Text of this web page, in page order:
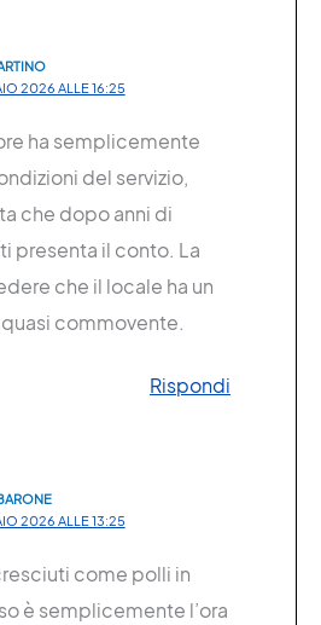
2026 ALLE 16:25
ha semplicemente
del servizio,
che dopo anni di
presenta il conto. La
che il locale ha un
commovente.
Rispondi
2026 ALLE 13:25
come polli in
è semplicemente l’ora